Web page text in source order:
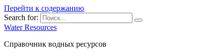
Перейти к содержанию
Search for:
Water Resources
Справочник водных ресурсов